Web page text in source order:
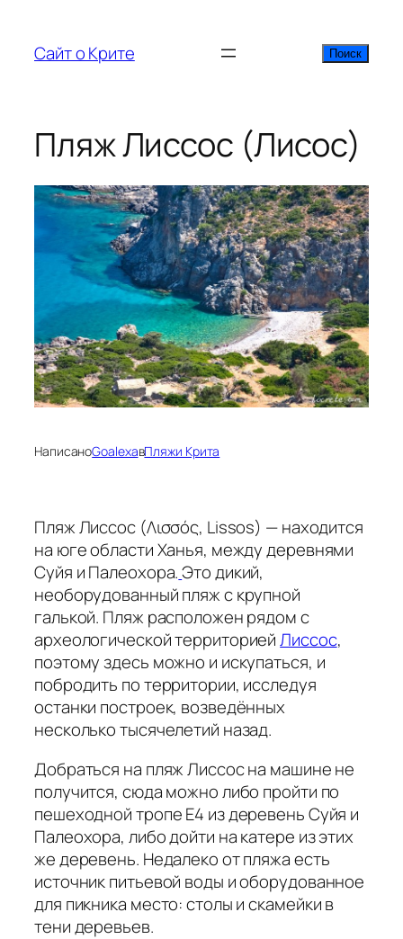
содержимому
Сайт о Крите Поиск
Поиск
Пляж Лиссос (Лисос)
НаписаноGoalexaвПляжи Крита
Пляж Лиссос (Λισσός, Lissos) — находится
на юге области Ханья, между деревнями
Суйя и Палеохора. Это дикий,
необорудованный пляж с крупной
галькой. Пляж расположен рядом с
археологической территориейЛиссос,
поэтому здесь можно и искупаться, и
побродить по территории, исследуя
останки построек, возведённых
несколько тысячелетий назад.
Добраться на пляж Лиссос на машине не
получится, сюда можно либо пройти по
пешеходной тропе Е4 из деревень Суйя и
Палеохора, либо дойти на катере из этих
же деревень. Недалеко от пляжа есть
источник питьевой воды и оборудованное
для пикника место: столы и скамейки в
тени деревьев.